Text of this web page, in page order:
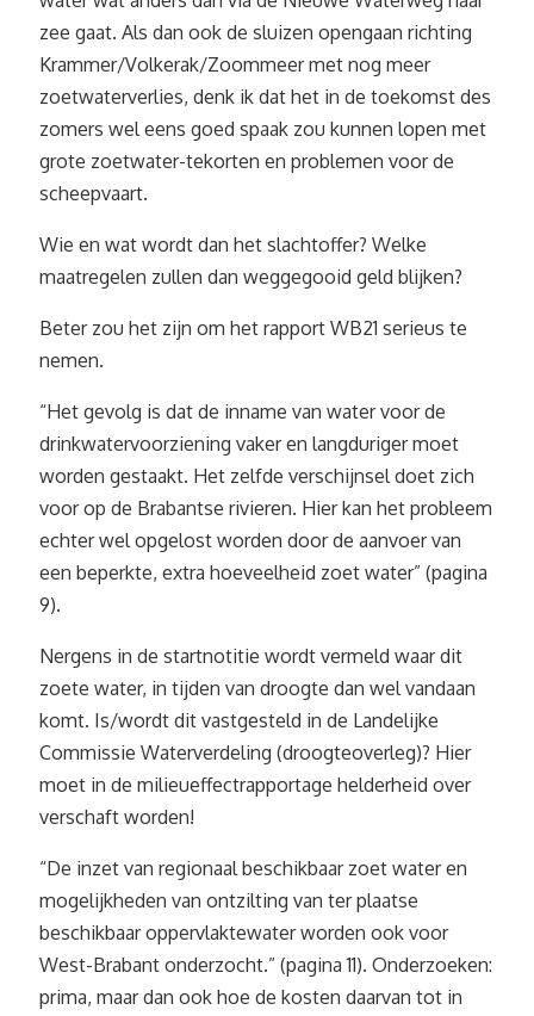
zee gaat. Als dan ook de sluizen opengaan richting
Krammer/Volkerak/Zoommeer met nog meer
zoetwaterverlies, denk ik dat het in de toekomst des
zomers wel eens goed spaak zou kunnen lopen met
grote zoetwater-tekorten en problemen voor de
scheepvaart.
Wie en wat wordt dan het slachtoffer? Welke
maatregelen zullen dan weggegooid geld blijken?
Beter zou het zijn om het rapport WB21 serieus te
nemen.
“Het gevolg is dat de inname van water voor de
drinkwatervoorziening vaker en langduriger moet
worden gestaakt. Het zelfde verschijnsel doet zich
voor op de Brabantse rivieren. Hier kan het probleem
echter wel opgelost worden door de aanvoer van
een beperkte, extra hoeveelheid zoet water” (pagina
9).
Nergens in de startnotitie wordt vermeld waar dit
zoete water, in tijden van droogte dan wel vandaan
komt. Is/wordt dit vastgesteld in de Landelijke
Commissie Waterverdeling (droogteoverleg)? Hier
moet in de milieueffectrapportage helderheid over
verschaft worden!
“De inzet van regionaal beschikbaar zoet water en
mogelijkheden van ontzilting van ter plaatse
beschikbaar oppervlaktewater worden ook voor
West-Brabant onderzocht.” (pagina 11). Onderzoeken:
prima, maar dan ook hoe de kosten daarvan tot in